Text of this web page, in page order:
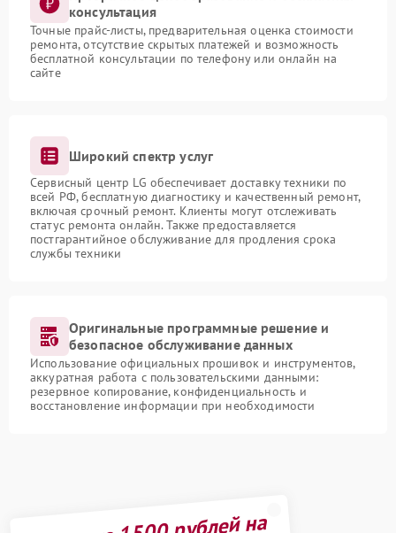
консультация
Точные прайс-листы, предварительная оценка стоимости
ремонта, отсутствие скрытых платежей и возможность
бесплатной консультации по телефону или онлайн на
сайте
Широкий спектр услуг
Сервисный центр LG обеспечивает доставку техники по
всей РФ, бесплатную диагностику и качественный ремонт,
включая срочный ремонт. Клиенты могут отслеживать
статус ремонта онлайн. Также предоставляется
постгарантийное обслуживание для продления срока
службы техники
Оригинальные программные решение и
безопасное обслуживание данных
Использование официальных прошивок и инструментов,
аккуратная работа с пользовательскими данными:
резервное копирование, конфиденциальность и
восстановление информации при необходимости